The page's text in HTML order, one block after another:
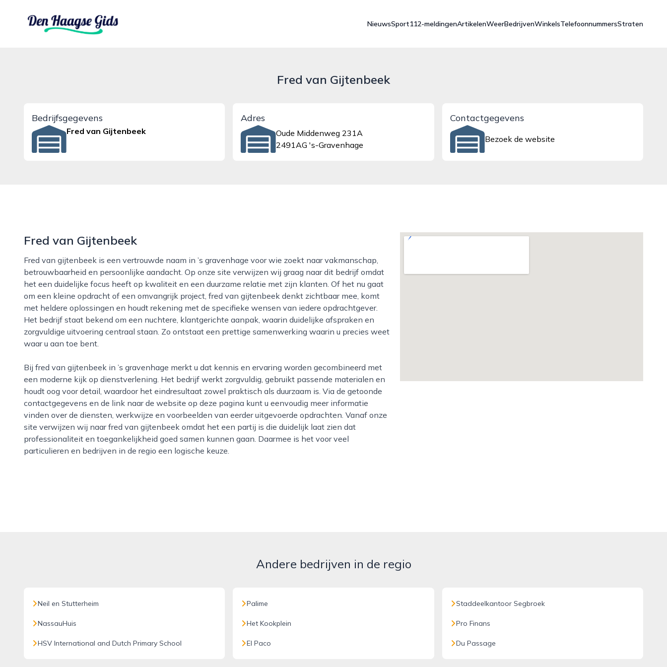
denhaagsegids.nl
NieuwsSport112-meldingenArtikelenWeerBedrijvenWinkelsTelefoonnummersStraten
Fred van Gijtenbeek
Bedrijfsgegevens
Fred van Gijtenbeek
Adres
Oude Middenweg 231A
2491AG 's-Gravenhage
Contactgegevens
Bezoek de website
Fred van Gijtenbeek
Fred van gijtenbeek is een vertrouwde naam in ’s gravenhage voor wie zoekt naar vakmanschap,
betrouwbaarheid en persoonlijke aandacht. Op onze site verwijzen wij graag naar dit bedrijf omdat
het een duidelijke focus heeft op kwaliteit en een duurzame relatie met zijn klanten. Of het nu gaat
om een kleine opdracht of een omvangrijk project, fred van gijtenbeek denkt zichtbaar mee, komt
met heldere oplossingen en houdt rekening met de specifieke wensen van iedere opdrachtgever.
Het bedrijf staat bekend om een nuchtere, klantgerichte aanpak, waarin duidelijke afspraken en
zorgvuldige uitvoering centraal staan. Zo ontstaat een prettige samenwerking waarin u precies weet
waar u aan toe bent.
Bij fred van gijtenbeek in ’s gravenhage merkt u dat kennis en ervaring worden gecombineerd met
een moderne kijk op dienstverlening. Het bedrijf werkt zorgvuldig, gebruikt passende materialen en
houdt oog voor detail, waardoor het eindresultaat zowel praktisch als duurzaam is. Via de getoonde
contactgegevens en de link naar de website op deze pagina kunt u eenvoudig meer informatie
vinden over de diensten, werkwijze en voorbeelden van eerder uitgevoerde opdrachten. Vanaf onze
site verwijzen wij naar fred van gijtenbeek omdat het een partij is die duidelijk laat zien dat
professionaliteit en toegankelijkheid goed samen kunnen gaan. Daarmee is het voor veel
particulieren en bedrijven in de regio een logische keuze.
Andere bedrijven in de regio
Neil en Stutterheim
NassauHuis
HSV International and Dutch Primary School
Palime
Het Kookplein
El Paco
Staddeelkantoor Segbroek
Pro Finans
Du Passage